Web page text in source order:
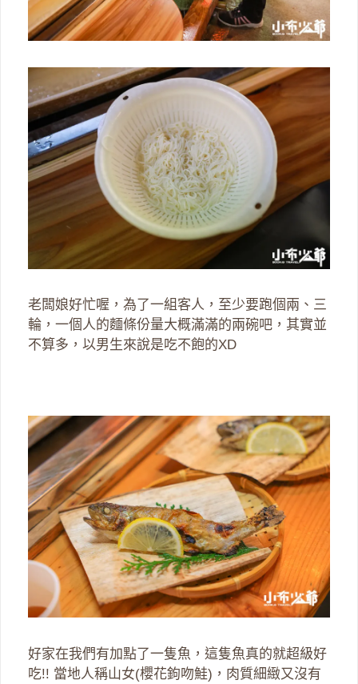
老闆娘好忙喔，為了一組客人，至少要跑個兩、三
輪，一個人的麵條份量大概滿滿的兩碗吧，其實並
不算多，以男生來說是吃不飽的XD
好家在我們有加點了一隻魚，這隻魚真的就超級好
吃!! 當地人稱山女(櫻花鉤吻鮭)，肉質細緻又沒有